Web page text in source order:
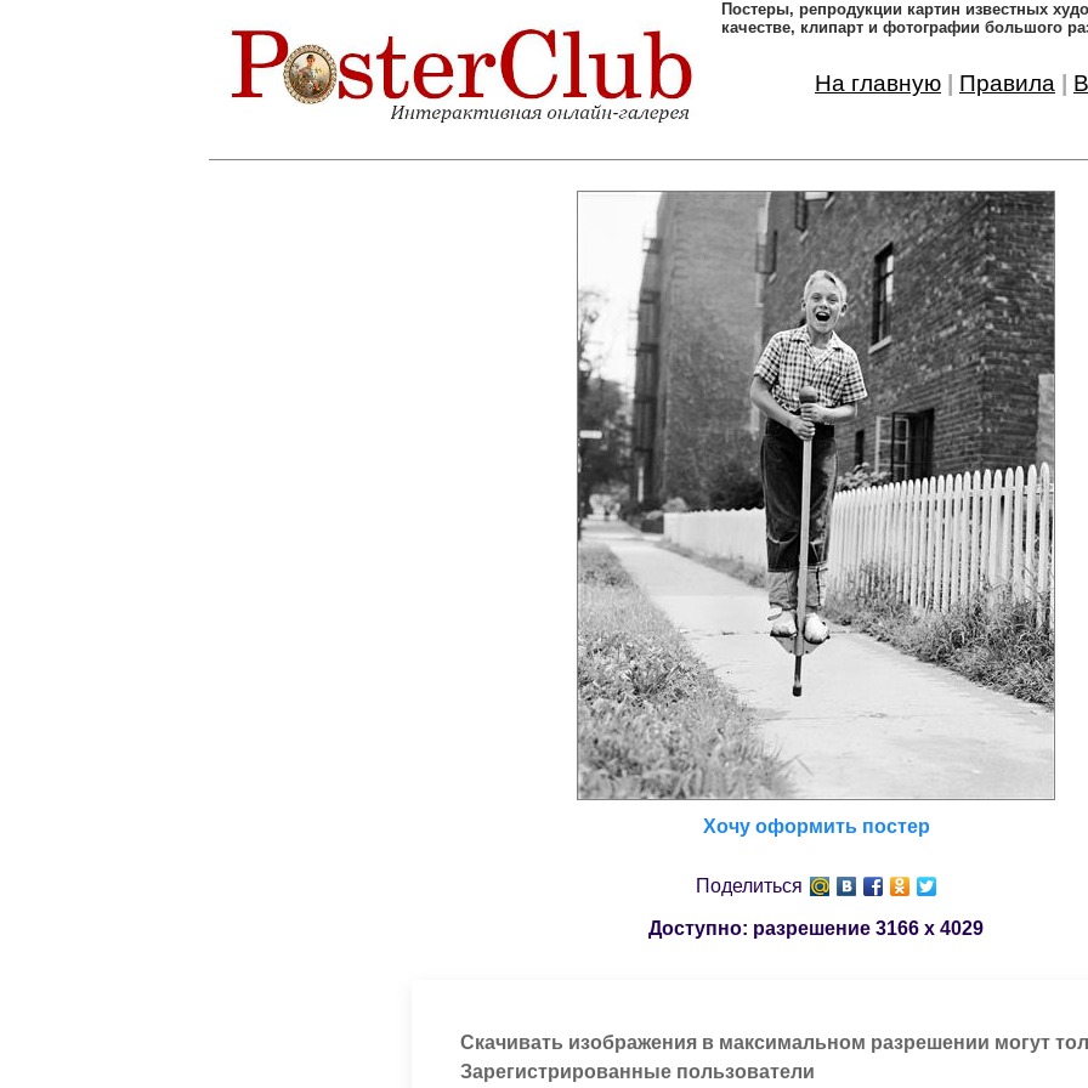
Постеры, pепродукции картин известных
качестве, клипарт и фотографии большого
На главную Правила
Хочу оформить постер
Поделиться
Доступно: разрешение 3166 x 4029
Скачивать изображения в максимальном разрешении могут
Зарегистрированные пользователи